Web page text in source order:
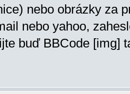
nebo obrázky za
nebo yahoo,
buď BBCode [img]